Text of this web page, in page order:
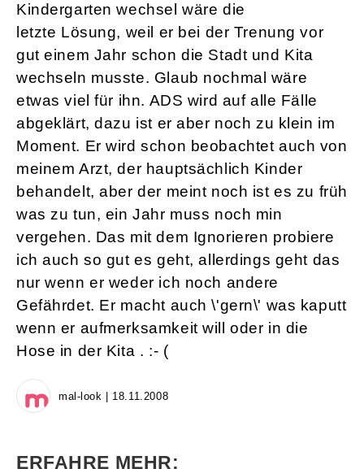
Kindergarten wechsel wäre die
letzte Lösung, weil er bei der Trenung vor
gut einem Jahr schon die Stadt und Kita
wechseln musste. Glaub nochmal wäre
etwas viel für ihn. ADS wird auf alle Fälle
abgeklärt, dazu ist er aber noch zu klein im
Moment. Er wird schon beobachtet auch von
meinem Arzt, der hauptsächlich Kinder
behandelt, aber der meint noch ist es zu früh
was zu tun, ein Jahr muss noch min
vergehen. Das mit dem Ignorieren probiere
ich auch so gut es geht, allerdings geht das
nur wenn er weder ich noch andere
Gefährdet. Er macht auch \'gern\' was kaputt
wenn er aufmerksamkeit will oder in die
Hose in der Kita . :- (
mal-look | 18.11.2008
ERFAHRE MEHR: